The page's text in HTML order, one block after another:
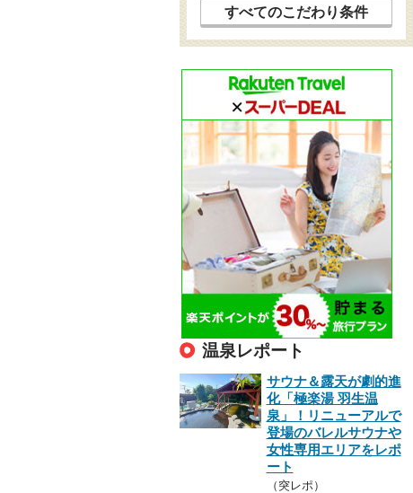
すべてのこだわり条件
温泉レポート
サウナ＆露天が劇的進
化「極楽湯 羽生温
泉」！リニューアルで
登場のバレルサウナや
女性専用エリアをレポ
ート
（突レポ）